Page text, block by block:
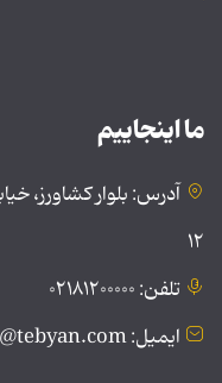
ما اینجاییم
آدرس: بلوار کشاورز،
۱۲
تلفن: ۰۲۱۸۱۲۰۰۰۰۰
ایمیل: public@tebyan.com